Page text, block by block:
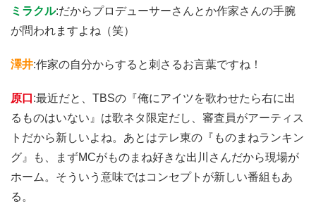
ミラクル:だからプロデューサーさんとか作家さんの手腕
が問われますよね（笑）
澤井:作家の自分からすると刺さるお言葉ですね！
原口 :最近だと、TBSの『俺にアイツを歌わせたら右に出
るものはいない』は歌ネタ限定だし、審査員がアーティス
トだから新しいよね。あとはテレ東の『ものまねランキン
グ』も、まずMCがものまね好きな出川さんだから現場が
ホーム。そういう意味ではコンセプトが新しい番組もあ
る。